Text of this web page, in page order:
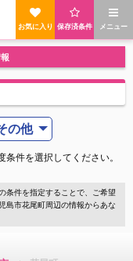
メニュー
保存済条件
お気に入り
の他
件を選択してください。
条件を指定することで、ご希望
島市花尾町周辺の情報からあな